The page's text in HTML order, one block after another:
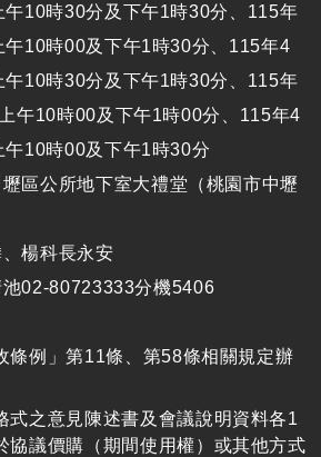
午10時30分及下午1時30分、115年
午10時00及下午1時30分、115年4
午10時30分及下午1時30分、115年
午10時00及下午1時00分、115年4
午10時00及下午1時30分
區公所地下室大禮堂（桃園市中壢
楊科長永安
02-80723333分機5406
條例」第11條、第58條相關規定辦
式之意見陳述書及會議說明資料各1
協議價購（期間使用權）或其他方式